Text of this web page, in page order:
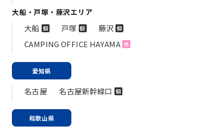
大船・戸塚・藤沢エリア
大船 個 戸塚 個 藤沢 個
CAMPING OFFICE HAYAMA 他
愛知県
名古屋 名古屋新幹線口 個
和歌山県